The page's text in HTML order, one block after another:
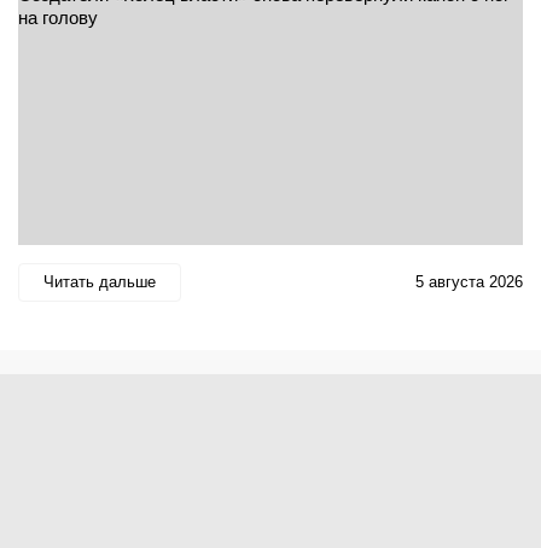
Читать дальше 5 августа 2026